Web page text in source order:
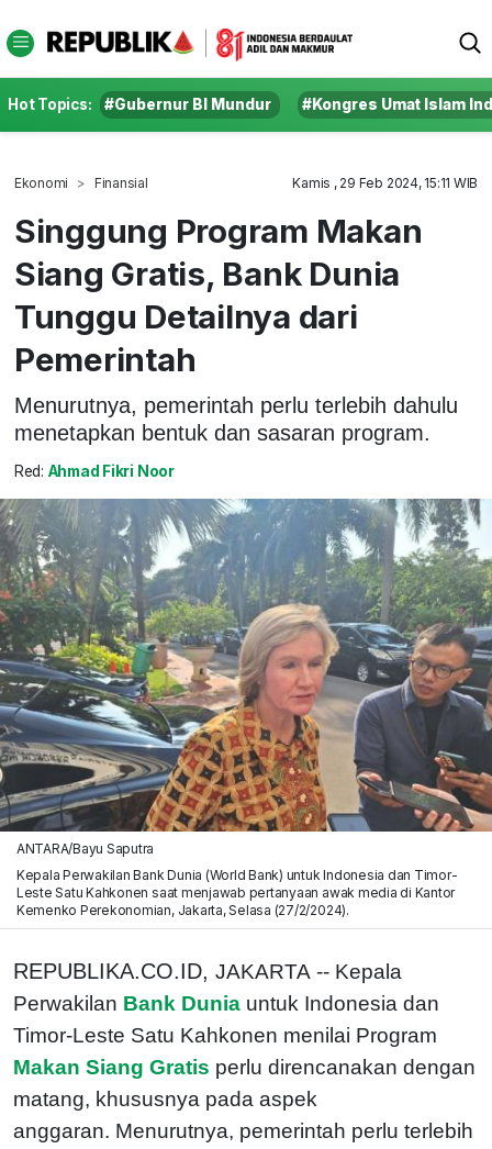
Hot Topics: #Gubernur BI Mundur #Kongres Umat Islam
Ekonomi Finansial Kamis , 29 Feb 2024, 15:11 WIB
Singgung Program Makan
Siang Gratis, Bank Dunia
Tunggu Detailnya dari
Pemerintah
Menurutnya, pemerintah perlu terlebih dahulu
menetapkan bentuk dan sasaran program.
Red: Ahmad Fikri Noor
ANTARA/Bayu Saputra
Kepala Perwakilan Bank Dunia (World Bank) untuk Indonesia dan Timor-
Leste Satu Kahkonen saat menjawab pertanyaan awak media di Kantor
Kemenko Perekonomian, Jakarta, Selasa (27/2/2024).
REPUBLIKA.CO.ID, JAKARTA -- Kepala
Perwakilan Bank Dunia untuk Indonesia dan
Timor-Leste Satu Kahkonen menilai Program
Makan Siang Gratis perlu direncanakan dengan
matang, khususnya pada aspek
anggaran. Menurutnya, pemerintah perlu terlebih